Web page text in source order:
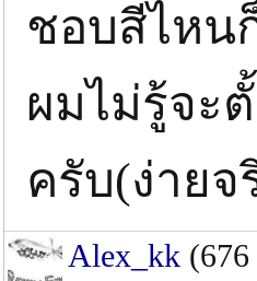
ชอบสีไหน
ผมไม่รู้จะ
ครับ(ง่ายจ
Alex_kk (676